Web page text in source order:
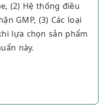
(2) Hệ thống điều
GMP, (3) Các loại
lựa chọn sản phẩm
này.